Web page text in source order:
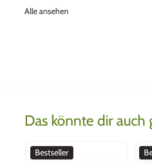
Alle ansehen
Das könnte dir auch
Bestseller